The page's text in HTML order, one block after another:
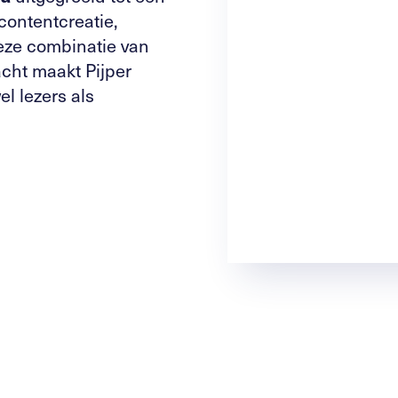
combinatie van
maakt Pijper
lezers als